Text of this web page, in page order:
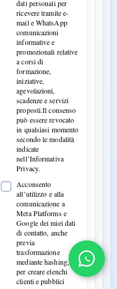
dati personali per
ricevere tramite e-
mail e WhatsApp
comunicazioni
informative e
promozionali relative
a corsi di
formazione,
iniziative,
agevolazioni,
scadenze e servizi
proposti.Il consenso
può essere revocato
in qualsiasi momento
secondo le modalità
indicate
nell’Informativa
Privacy.
Acconsento
all’utilizzo e alla
comunicazione a
Meta Platforms e
Google dei miei dati
di contatto, anche
previa
trasformazione
mediante hashing,
per creare elenchi
clienti e pubblici